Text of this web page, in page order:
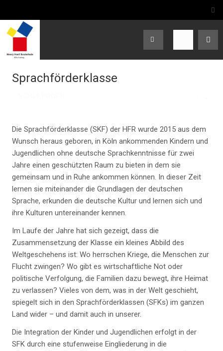
Sprachförderklasse
Die Sprachförderklasse (SKF) der HFR wurde 2015 aus dem
Wunsch heraus geboren, in Köln ankommenden Kindern und
Jugendlichen ohne deutsche Sprachkenntnisse für zwei
Jahre einen geschützten Raum zu bieten in dem sie
gemeinsam und in Ruhe ankommen können. In dieser Zeit
lernen sie miteinander die Grundlagen der deutschen
Sprache, erkunden die deutsche Kultur und lernen sich und
ihre Kulturen untereinander kennen.
Im Laufe der Jahre hat sich gezeigt, dass die
Zusammensetzung der Klasse ein kleines Abbild des
Weltgeschehens ist: Wo herrschen Kriege, die Menschen zur
Flucht zwingen? Wo gibt es wirtschaftliche Not oder
politische Verfolgung, die Familien dazu bewegt, ihre Heimat
zu verlassen? Vieles von dem, was in der Welt geschieht,
spiegelt sich in den Sprachförderklassen (SFKs) im ganzen
Land wider – und damit auch in unserer.
Die Integration der Kinder und Jugendlichen erfolgt in der
SFK durch eine stufenweise Eingliederung in die